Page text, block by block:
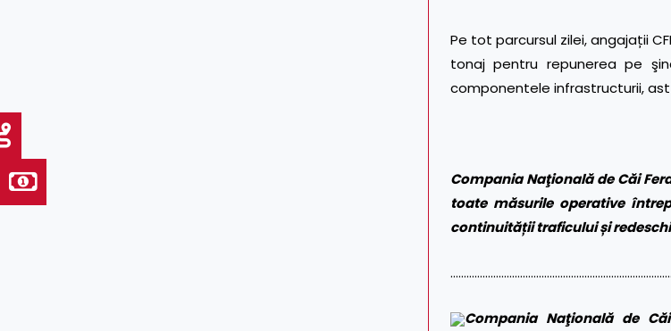
Pe tot parcursul zilei, angajații
tonaj pentru repunerea pe
componentele infrastructurii,
Compania Naţională de Căi
toate măsurile operative
continuității traficului și
Compania Naţională de Căi